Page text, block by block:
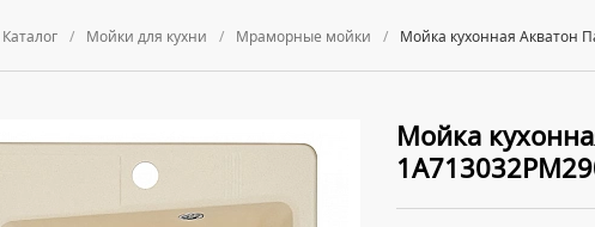
Каталог Мойки для кухни Мраморные мойки Мойка кухонная Акватон
Мойка